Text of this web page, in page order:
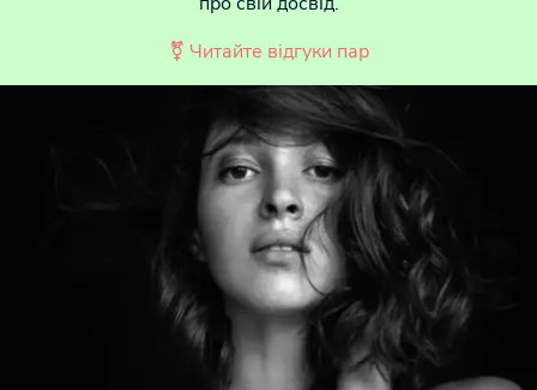
⚧ Читайте відгуки пар